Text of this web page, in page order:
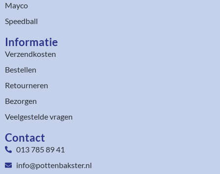
Mayco
Speedball
Informatie
Verzendkosten
Bestellen
Retourneren
Bezorgen
Veelgestelde vragen
Contact
013 785 89 41
info@pottenbakster.nl